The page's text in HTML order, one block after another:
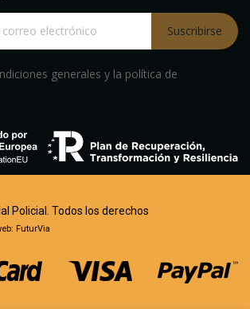
Suscribirse
generales y la política de
Policial. Todos los derechos
FuturVia